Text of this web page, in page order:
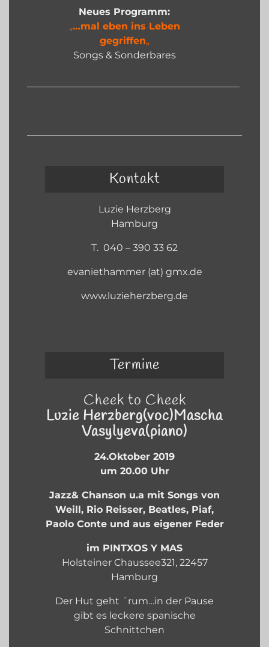
Neues Programm:
„…mal eben ins Leben
gegriffen„
Songs & Sonderbares
Kontakt
Luzie Herzberg
Hamburg
T. 040 – 390 33 62
evaniethammer (at) gmx.de
www.luzieherzberg.de
Termine
Cheek to Cheek
Luzie Herzberg(voc)Mascha
Vasylyeva(piano)
24.Oktober 2019
um 20.00 Uhr
Jazz& Chanson u.a mit Songs von
Weill, Rio Reisser, Beatles, Piaf,
Paolo Conte und aus eigener Feder
im PINTXOS Y MAS
Holsteiner Chaussee321, 22457
Hamburg
Der Hut geht ´rum…in der Pause
gibt es leckere spanische
Schnittchen